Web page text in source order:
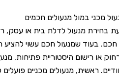
מכני במול מנעולים חכמים
מנעול לדלת בית או עסק,
בעוד שמנעול חכם עשוי להציע
או רישום היסטוריית פתיחות,
ראשית, מנעולים מכניים